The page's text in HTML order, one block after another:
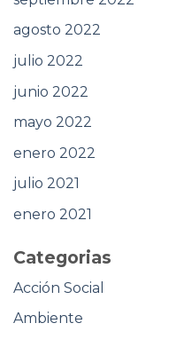
agosto 2022
julio 2022
junio 2022
mayo 2022
enero 2022
julio 2021
enero 2021
Categorias
Acción Social
Ambiente